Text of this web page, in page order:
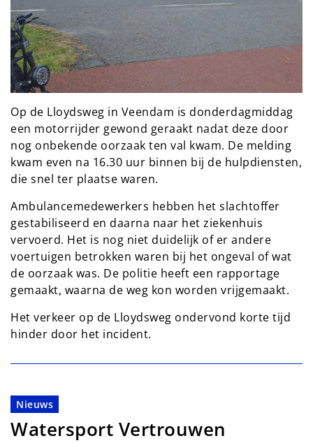
Op de Lloydsweg in Veendam is donderdagmiddag
een motorrijder gewond geraakt nadat deze door
nog onbekende oorzaak ten val kwam. De melding
kwam even na 16.30 uur binnen bij de hulpdiensten,
die snel ter plaatse waren.
Ambulancemedewerkers hebben het slachtoffer
gestabiliseerd en daarna naar het ziekenhuis
vervoerd. Het is nog niet duidelijk of er andere
voertuigen betrokken waren bij het ongeval of wat
de oorzaak was. De politie heeft een rapportage
gemaakt, waarna de weg kon worden vrijgemaakt.
Het verkeer op de Lloydsweg ondervond korte tijd
hinder door het incident.
Nieuws
Watersport Vertrouwen